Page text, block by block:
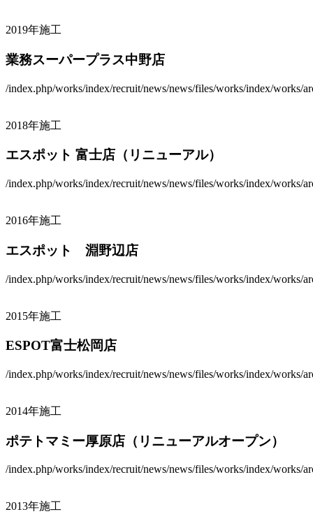
2019年施工
業務スーパープラス中野店
/index.php/works/index/recruit/news/news/files/works/index/works/
2018年施工
エスポット 富士店（リニューアル）
/index.php/works/index/recruit/news/news/files/works/index/works/
2016年施工
エスポット 淵野辺店
/index.php/works/index/recruit/news/news/files/works/index/works/
2015年施工
ESPOT富士松岡店
/index.php/works/index/recruit/news/news/files/works/index/works/
2014年施工
ポテトマミー厚原店（リニューアルオープン）
/index.php/works/index/recruit/news/news/files/works/index/works/
2013年施工